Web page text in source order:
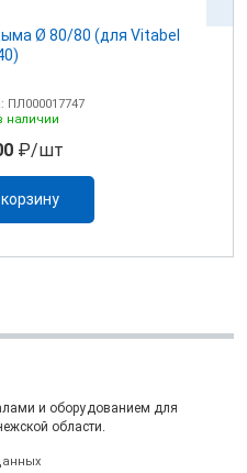
ПЛ000017747
наличии
₽/шт
и оборудованием для
области.